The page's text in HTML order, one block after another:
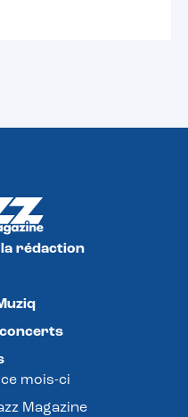
rédaction
mois-ci
Magazine